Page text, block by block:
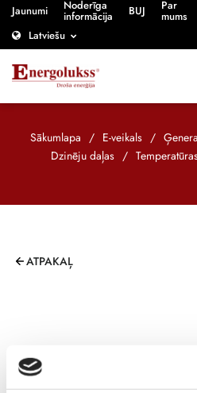
Jaunumi Noderīga
informācija BUJ Par
mums
Latviešu
Sākumlapa / E-veikals /
Dzinēju daļas /
ATPAKAĻ